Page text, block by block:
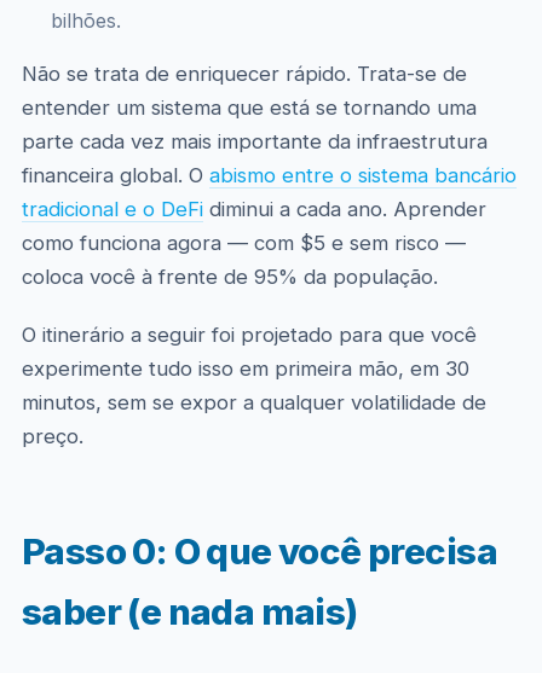
bilhões.
Não se trata de enriquecer rápido. Trata-se de
entender um sistema que está se tornando uma
parte cada vez mais importante da infraestrutura
financeira global. O abismo entre o sistema bancário
tradicional e o DeFidiminui a cada ano. Aprender
como funciona agora — com $5 e sem risco —
coloca você à frente de 95% da população.
O itinerário a seguir foi projetado para que você
experimente tudo isso em primeira mão, em 30
minutos, sem se expor a qualquer volatilidade de
preço.
Passo 0: O que você precisa
saber (e nada mais)